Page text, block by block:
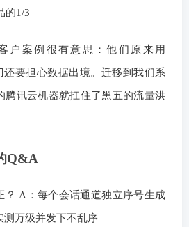
的1/3
户案例很有意思：他们原来用
还要担心数据出境。迁移到我们系
腾讯云机器就扛住了黑五的流量洪
Q&A
？ A：每个会话通道独立序号生成
测万级并发下不乱序